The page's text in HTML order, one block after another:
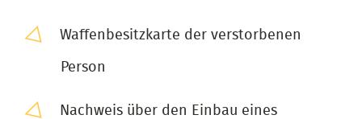
Waffenbesitzkarte der verstorbenen
Person
Nachweis über den Einbau eines